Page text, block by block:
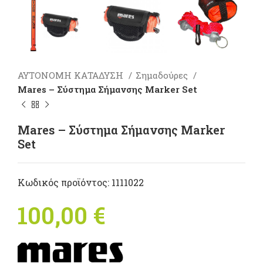
ΑΥΤΟΝΟΜΗ ΚΑΤΑΔΥΣΗ
Σημαδούρες
Mares – Σύστημα Σήμανσης Μarker Set
Mares – Σύστημα Σήμανσης Μarker
Set
Κωδικός προϊόντος: 1111022
100,00 €